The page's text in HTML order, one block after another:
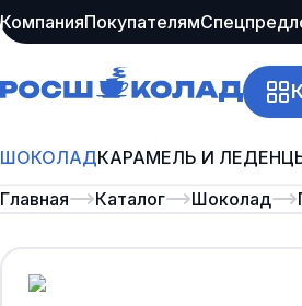
КомпанияПокупателям
ШОКОЛАДКАРАМЕЛЬ И
Главная
Каталог Шоколад